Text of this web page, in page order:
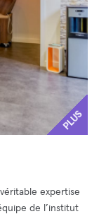
PLUS
expertise
de l’institut